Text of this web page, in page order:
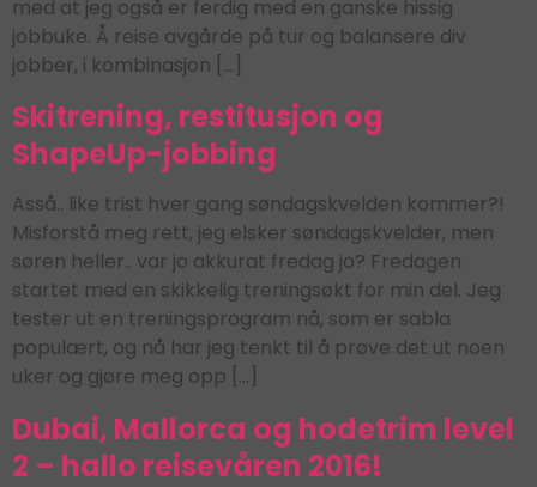
med at jeg også er ferdig med en ganske hissig
jobbuke. Å reise avgårde på tur og balansere div
jobber, i kombinasjon […]
Skitrening, restitusjon og
ShapeUp-jobbing
Asså.. like trist hver gang søndagskvelden kommer?!
Misforstå meg rett, jeg elsker søndagskvelder, men
søren heller.. var jo akkurat fredag jo? Fredagen
startet med en skikkelig treningsøkt for min del. Jeg
tester ut en treningsprogram nå, som er sabla
populært, og nå har jeg tenkt til å prøve det ut noen
uker og gjøre meg opp […]
Dubai, Mallorca og hodetrim level
2 – hallo reisevåren 2016!